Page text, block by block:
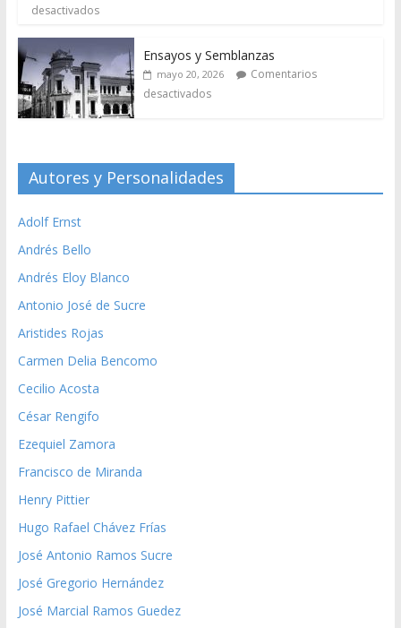
desactivados
Ensayos y Semblanzas
mayo 20, 2026
Comentarios
desactivados
Autores y Personalidades
Adolf Ernst
Andrés Bello
Andrés Eloy Blanco
Antonio José de Sucre
Aristides Rojas
Carmen Delia Bencomo
Cecilio Acosta
César Rengifo
Ezequiel Zamora
Francisco de Miranda
Henry Pittier
Hugo Rafael Chávez Frías
José Antonio Ramos Sucre
José Gregorio Hernández
José Marcial Ramos Guedez